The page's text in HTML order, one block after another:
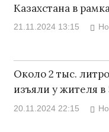
Казахстана в
21.11.2024 13:15
Около 2 тыс.
изъяли у жителя
20.11.2024 22:15